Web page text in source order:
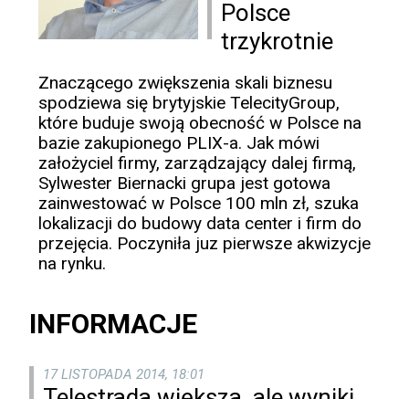
Polsce
trzykrotnie
Znaczącego zwiększenia skali biznesu
spodziewa się brytyjskie TelecityGroup,
które buduje swoją obecność w Polsce na
bazie zakupionego PLIX-a. Jak mówi
założyciel firmy, zarządzający dalej firmą,
Sylwester Biernacki grupa jest gotowa
zainwestować w Polsce 100 mln zł, szuka
lokalizacji do budowy data center i firm do
przejęcia. Poczyniła juz pierwsze akwizycje
na rynku.
INFORMACJE
17 LISTOPADA 2014, 18:01